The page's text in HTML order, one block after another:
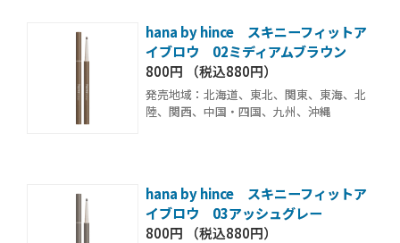
hana by hince スキニーフィットア
イブロウ 02ミディアムブラウン
800円 （税込880円）
発売地域：北海道、東北、関東、東海、北
陸、関西、中国・四国、九州、沖縄
hana by hince スキニーフィットア
イブロウ 03アッシュグレー
800円 （税込880円）